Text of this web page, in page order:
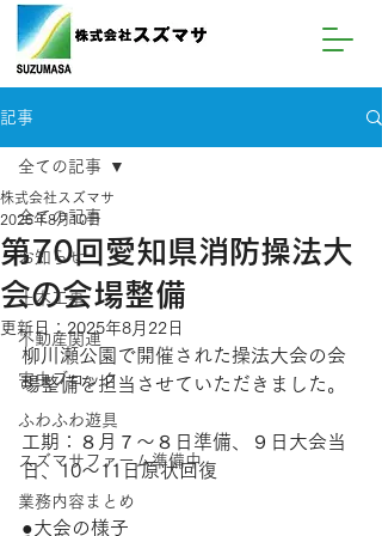
記事
全ての記事
お知らせ
土木工事
不動産関連
害虫ブロック
ふわふわ遊具
スズマサファーム準備中
業務内容まとめ
全ての記事
第70回愛知県消防操法大
会の会場整備
株式会社スズマサ
2025年8月10日
更新日： 2025年8月22日
柳川瀬公園で開催された操法大会の会
場整備を担当させていただきました。
工期：８月７～８日準備、９日大会当
日、10～11日原状回復
●大会の様子